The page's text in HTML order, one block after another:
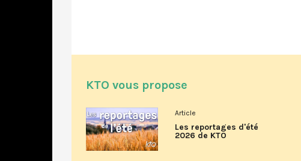
KTO vous propose
Article
Les reportages d'été
2026 de KTO